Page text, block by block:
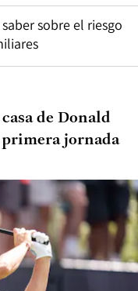
sobre el riesgo
de Donald
jornada